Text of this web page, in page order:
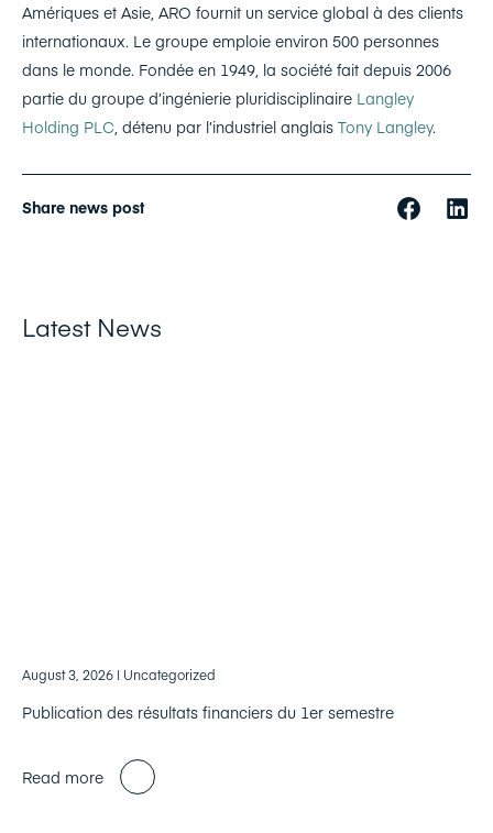
Amériques et Asie, ARO fournit un service global à des clients
internationaux. Le groupe emploie environ 500 personnes
dans le monde. Fondée en 1949, la société fait depuis 2006
partie du groupe d’ingénierie pluridisciplinaire Langley
Holding PLC, détenu par l’industriel anglais Tony Langley.
Share news post
Latest News
August 3, 2026 | Uncategorized
Publication des résultats financiers du 1er semestre
Read more